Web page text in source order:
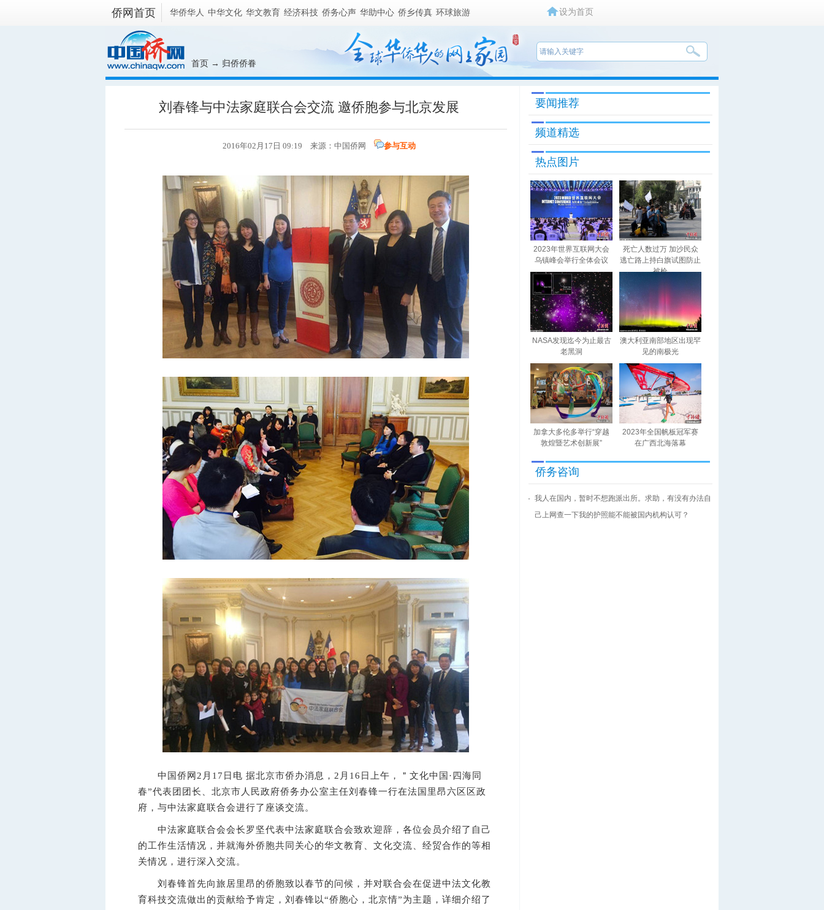
侨网首页 华侨华人 中华文化 华文教育 经济科技 侨务心声 华助中心 侨乡传真 环球旅游 设为首页
首页 → 归侨侨眷
刘春锋与中法家庭联合会交流 邀侨胞参与北京发展
2016年02月17日 09:19 来源： 中国侨网 参与互动
中国侨网2月17日电 据北京市侨办消息，2月16日上午，＂文化中国·四海同
春”代表团团长、北京市人民政府侨务办公室主任刘春锋一行在法国里昂六区区政
府，与中法家庭联合会进行了座谈交流。
中法家庭联合会会长罗坚代表中法家庭联合会致欢迎辞，各位会员介绍了自己
的工作生活情况，并就海外侨胞共同关心的华文教育、文化交流、经贸合作的等相
关情况，进行深入交流。
刘春锋首先向旅居里昂的侨胞致以春节的问候，并对联合会在促进中法文化教
育科技交流做出的贡献给予肯定，刘春锋以“侨胞心，北京情”为主题，详细介绍了
要闻推荐
频道精选
热点图片
2023年世界互联网大会
乌镇峰会举行全体会议
死亡人数过万 加沙民众
逃亡路上持白旗试图防止
被枪
NASA发现迄今为止最古
老黑洞
澳大利亚南部地区出现罕
见的南极光
加拿大多伦多举行“穿越
敦煌暨艺术创新展”
2023年全国帆板冠军赛
在广西北海落幕
侨务咨询
我人在国内，暂时不想跑派出所。求助，有没有办法自
己上网查一下我的护照能不能被国内机构认可？